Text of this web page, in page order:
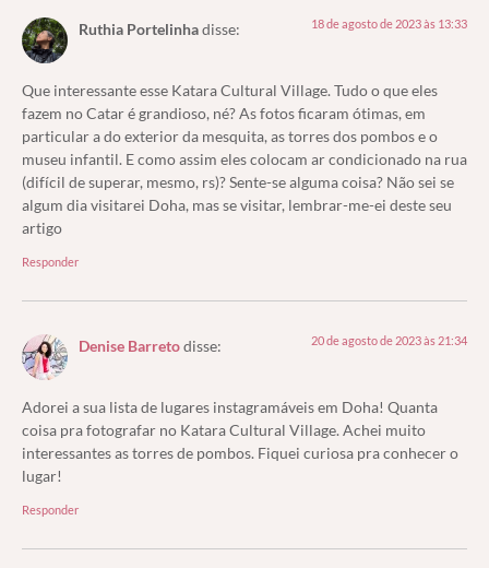
Ruthia Portelinhadisse: 18 de agosto de 2023 às 13:33
Que interessante esse Katara Cultural Village. Tudo o que eles
fazem no Catar é grandioso, né? As fotos ficaram ótimas, em
particular a do exterior da mesquita, as torres dos pombos e o
museu infantil. E como assim eles colocam ar condicionado na rua
(difícil de superar, mesmo, rs)? Sente-se alguma coisa? Não sei se
algum dia visitarei Doha, mas se visitar, lembrar-me-ei deste seu
artigo
Responder
Denise Barretodisse: 20 de agosto de 2023 às 21:34
Adorei a sua lista de lugares instagramáveis em Doha! Quanta
coisa pra fotografar no Katara Cultural Village. Achei muito
interessantes as torres de pombos. Fiquei curiosa pra conhecer o
lugar!
Responder